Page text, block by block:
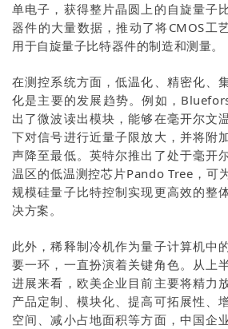
单电子，获得整片晶圆上的自旋量子
器件的大量数据，推动了将CMOS工
用于自旋量子比特器件的制造和测量。
在测控系统方面，低温化、精密化、
化是主要的发展趋势。例如，
出了微波读出模块，能够在毫开尔文
下对信号进行近量子限放大，并将附
声降至最低。英特尔推出了处于毫开
温区的低温测控芯片Pando Tree，可
规模硅量子比特控制实现更高效的整
决方案。
此外，稀释制冷机作为量子计算机中
要一环，一直扮演着关键角色。从上
进展来看，欧美企业目前主要将精力
产品定制、模块化、提高可拓展性、
空间、减小占地面积等方面，中国企